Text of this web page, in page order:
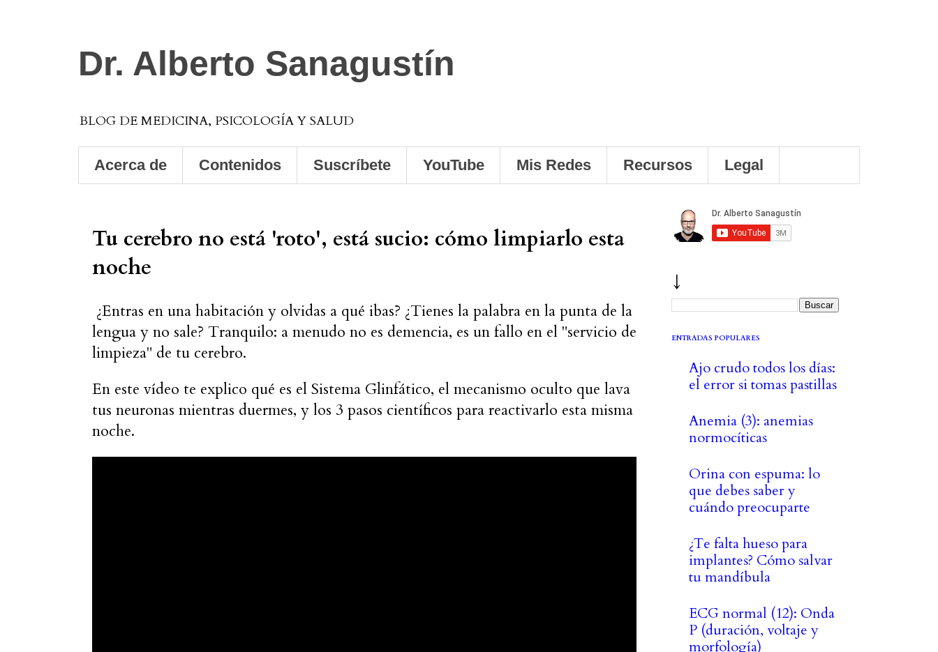
Dr. Alberto Sanagustín
BLOG DE MEDICINA, PSICOLOGÍA Y SALUD
Acerca de Contenidos Suscríbete YouTube Mis Redes Recursos Legal
Tu cerebro no está 'roto', está sucio: cómo limpiarlo esta
noche
¿Entras en una habitación y olvidas a qué ibas? ¿Tienes la palabra en la punta de la
lengua y no sale? Tranquilo: a menudo no es demencia, es un fallo en el "servicio de
limpieza" de tu cerebro.
En este vídeo te explico qué es el Sistema Glinfático, el mecanismo oculto que lava
tus neuronas mientras duermes, y los 3 pasos científicos para reactivarlo esta misma
noche.
↓
ENTRADAS POPULARES
Ajo crudo todos los días:
el error si tomas pastillas
Anemia (3): anemias
normocíticas
Orina con espuma: lo
que debes saber y
cuándo preocuparte
¿Te falta hueso para
implantes? Cómo salvar
tu mandíbula
ECG normal (12): Onda
P (duración, voltaje y
morfología)